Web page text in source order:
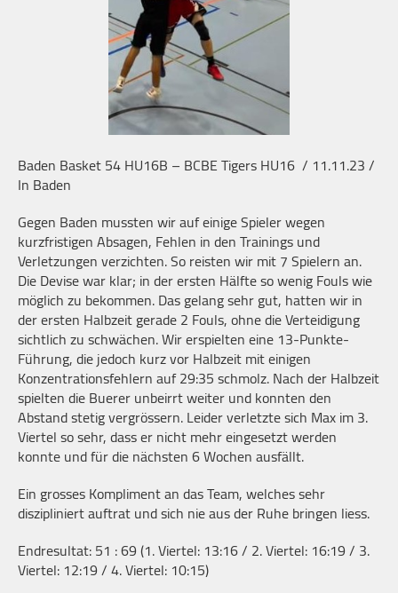
Baden Basket 54 HU16B – BCBE Tigers HU16 / 11.11.23 /
In Baden
Gegen Baden mussten wir auf einige Spieler wegen
kurzfristigen Absagen, Fehlen in den Trainings und
Verletzungen verzichten. So reisten wir mit 7 Spielern an.
Die Devise war klar; in der ersten Hälfte so wenig Fouls wie
möglich zu bekommen. Das gelang sehr gut, hatten wir in
der ersten Halbzeit gerade 2 Fouls, ohne die Verteidigung
sichtlich zu schwächen. Wir erspielten eine 13-Punkte-
Führung, die jedoch kurz vor Halbzeit mit einigen
Konzentrationsfehlern auf 29:35 schmolz. Nach der Halbzeit
spielten die Buerer unbeirrt weiter und konnten den
Abstand stetig vergrössern. Leider verletzte sich Max im 3.
Viertel so sehr, dass er nicht mehr eingesetzt werden
konnte und für die nächsten 6 Wochen ausfällt.
Ein grosses Kompliment an das Team, welches sehr
diszipliniert auftrat und sich nie aus der Ruhe bringen liess.
Endresultat: 51 : 69 (1. Viertel: 13:16 / 2. Viertel: 16:19 / 3.
Viertel: 12:19 / 4. Viertel: 10:15)